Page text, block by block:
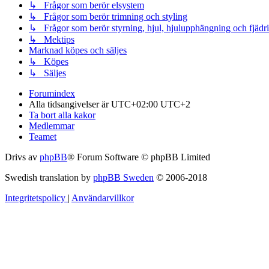
↳ Frågor som berör elsystem
↳ Frågor som berör trimning och styling
↳ Frågor som berör styrning, hjul, hjulupphängning och
↳ Mektips
Marknad köpes och säljes
↳ Köpes
↳ Säljes
Forumindex
Alla tidsangivelser är UTC+02:00 UTC+2
Ta bort alla kakor
Medlemmar
Teamet
Drivs av phpBB® Forum Software © phpBB Limited
Swedish translation by phpBB Sweden © 2006-2018
Integritetspolicy | Användarvillkor